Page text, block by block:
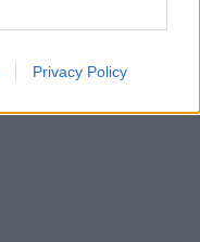
Privacy Policy